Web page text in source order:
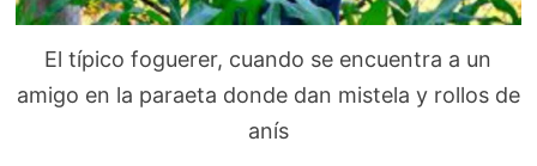
El típico foguerer, cuando se encuentra a un
amigo en la paraeta donde dan mistela y rollos de
anís